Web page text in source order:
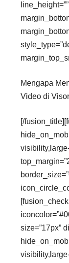
Mengapa
Video di
[/
visibility,large-
size=”17px”
visibility,large-